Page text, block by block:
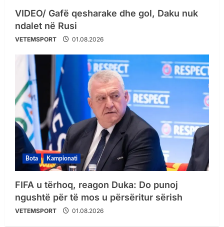
VIDEO/ Gafë qesharake dhe gol, Daku nuk
ndalet në Rusi
VETEMSPORT 01.08.2026
Bota Kampionati
FIFA u tërhoq, reagon Duka: Do punoj
ngushtë për të mos u përsëritur sërish
VETEMSPORT 01.08.2026